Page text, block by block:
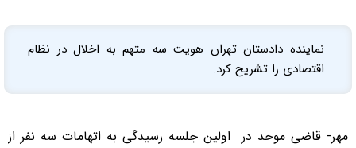
نماینده دادستان تهران هویت سه متهم به اخلال در نظام
اقتصادی را تشریح کرد.
مهر- قاضی موحد در اولین جلسه رسیدگی به اتهامات سه نفر از